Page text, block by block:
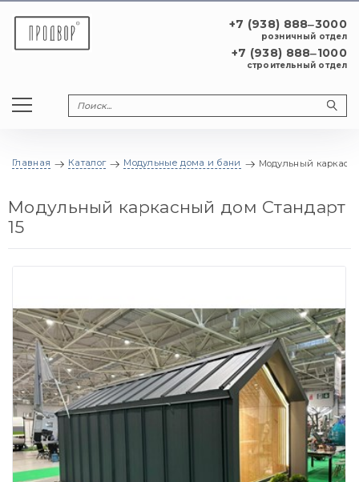
+7 (938) 888‒3000
розничный отдел
+7 (938) 888‒1000
строительный отдел
Главная Каталог Модульные дома и бани Модульный
Модульный каркасный дом Стандарт
15